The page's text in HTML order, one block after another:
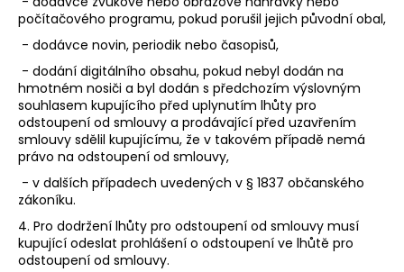
počítačového programu, pokud porušil jejich původní obal,
- dodávce novin, periodik nebo časopisů,
- dodání digitálního obsahu, pokud nebyl dodán na
hmotném nosiči a byl dodán s předchozím výslovným
souhlasem kupujícího před uplynutím lhůty pro
odstoupení od smlouvy a prodávající před uzavřením
smlouvy sdělil kupujícímu, že v takovém případě nemá
právo na odstoupení od smlouvy,
- v dalších případech uvedených v § 1837 občanského
zákoníku.
4. Pro dodržení lhůty pro odstoupení od smlouvy musí
kupující odeslat prohlášení o odstoupení ve lhůtě pro
odstoupení od smlouvy.